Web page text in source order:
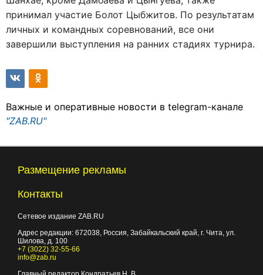
принимал участие Болот Цыбжитов. По результатам
личных и командных соревнований, все они
завершили выступления на ранних стадиях турнира.
Важные и оперативные новости в telegram-канале
"ZAB.RU"
Размещение рекламы
Контакты
Сетевое издание ZAB.RU
Адрес редакции: 672038, Россия, Забайкальский край, г. Чита, ул.
Шилова, д. 100
+7 (3022) 32-55-66
info@zab.ru